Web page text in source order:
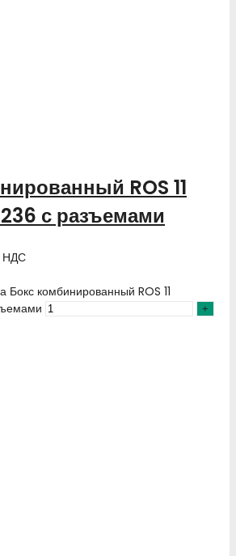
ROS 11
с разъемами
НДС
Бокс комбинированный ROS 11